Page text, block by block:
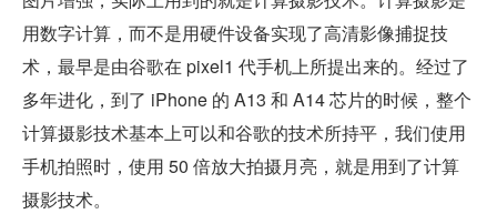
用数字计算，而不是用硬件设备实现了高清影像捕捉技
术，最早是由谷歌在 pixel1 代手机上所提出来的。经过了
多年进化，到了 iPhone 的 A13 和 A14 芯片的时候，整个
计算摄影技术基本上可以和谷歌的技术所持平，我们使用
手机拍照时，使用 50 倍放大拍摄月亮，就是用到了计算
摄影技术。